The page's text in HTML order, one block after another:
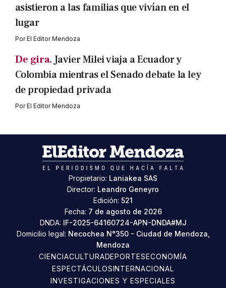
asistieron a las familias que vivían en el
lugar
PorEl Editor Mendoza
De gira. Javier Milei viaja a Ecuador y
Colombia mientras el Senado debate la ley
de propiedad privada
PorEl Editor Mendoza
Propietario: Laniakea SAS
Director: Leandro Geneyro
Edición: 521
Fecha: 7 de agosto de 2026
DNDA: IF-2025-64160724-APN-DNDA#MJ
Domicilio legal: Necochea N°350 - Ciudad de Mendoza,
Mendoza
CIENCIACULTURADEPORTESECONOMÍA
ESPECTÁCULOSINTERNACIONAL
INVESTIGACIONES Y ESPECIALES